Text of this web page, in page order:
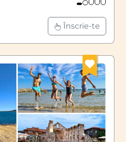
Înscrie-te